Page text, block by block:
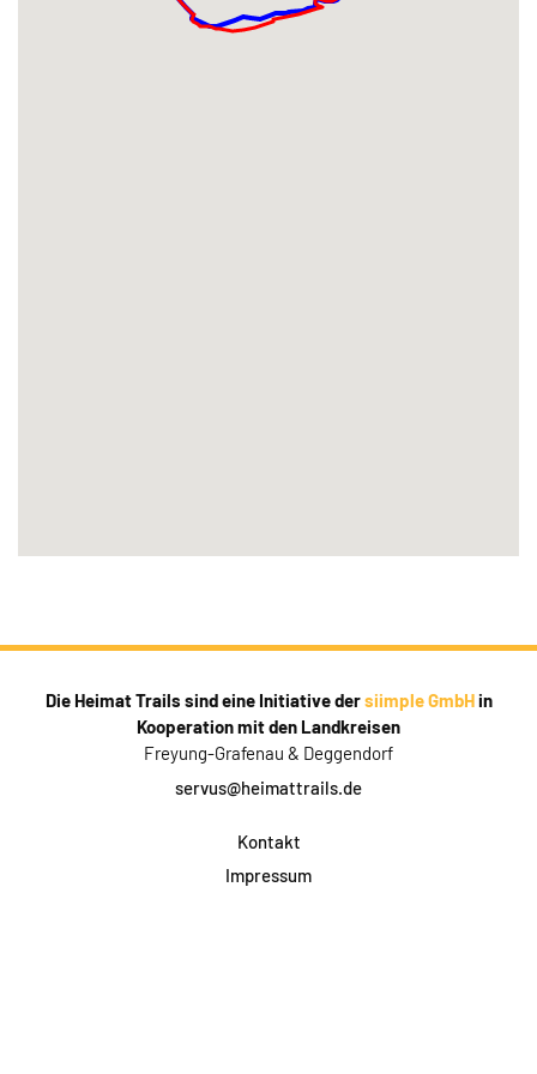
Die Heimat Trails sind eine Initiative dersiimple GmbHin
Kooperation mit den Landkreisen
Freyung-Grafenau & Deggendorf
servus@heimattrails.de
Kontakt
Impressum